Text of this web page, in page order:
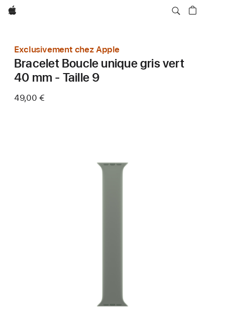
Apple
Exclusivement chez Apple
Bracelet Boucle unique gris vert
40 mm - Taille 9
49,00 €